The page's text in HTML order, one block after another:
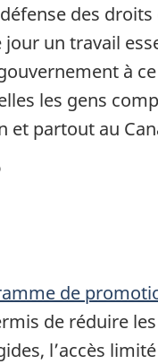
des
un travail
à
les gens
et partout au
de
de réduire
l’accès